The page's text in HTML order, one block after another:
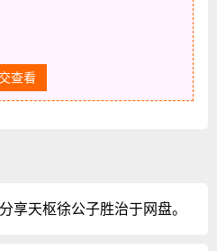
享天枢徐公子胜治于网盘。